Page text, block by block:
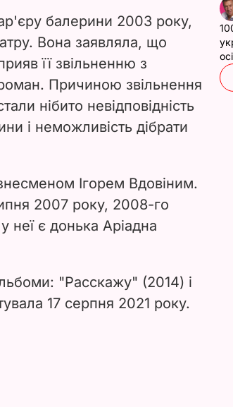
балерини 2003 року,
Вона заявляла, що
її звільненню з
Причиною звільнення
нібито невідповідність
і неможливість дібрати
Ігорем Вдовіним.
2007 року, 2008-го
неї є донька Аріадна
"Расскажу" (2014) і
17 серпня 2021 року.